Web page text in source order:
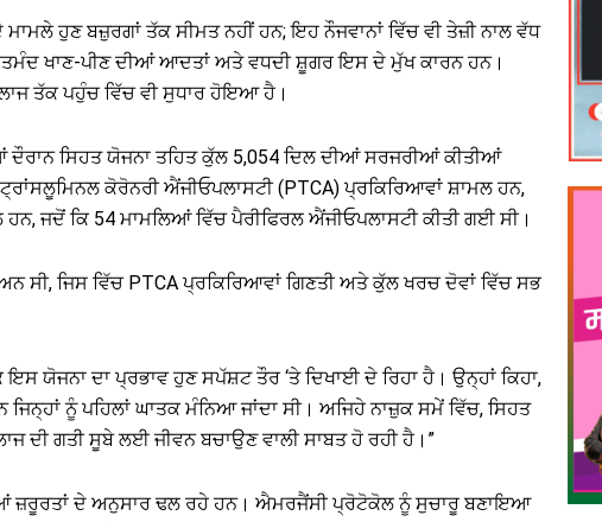
ਮਾਮਲੇ ਹੁਣ ਬਜ਼ੁਰਗਾਂ ਤੱਕ ਸੀਮਤ ਨਹੀਂ ਹਨ; ਇਹ ਨੌਜਵਾਨਾਂ ਵਿੱਚ ਵੀ ਤੇਜ਼ੀ ਨਾਲ ਵੱਧ
ਖਾਣ-ਪੀਣ ਦੀਆਂ ਆਦਤਾਂ ਅਤੇ ਵਧਦੀ ਸ਼ੂਗਰ ਇਸ ਦੇ ਮੁੱਖ ਕਾਰਨ ਹਨ।
ਤੱਕ ਪਹੁੰਚ ਵਿੱਚ ਵੀ ਸੁਧਾਰ ਹੋਇਆ ਹੈ।
ਦੌਰਾਨ ਸਿਹਤ ਯੋਜਨਾ ਤਹਿਤ ਕੁੱਲ 5,054 ਦਿਲ ਦੀਆਂ ਸਰਜਰੀਆਂ ਕੀਤੀਆਂ
ਕੋਰੋਨਰੀ ਐਂਜੀਓਪਲਾਸਟੀ (PTCA) ਪ੍ਰਕਿਰਿਆਵਾਂ ਸ਼ਾਮਲ ਹਨ,
ਜਦੋਂ ਕਿ 54 ਮਾਮਲਿਆਂ ਵਿੱਚ ਪੈਰੀਫਿਰਲ ਐਂਜੀਓਪਲਾਸਟੀ ਕੀਤੀ ਗਈ ਸੀ।
ਸੀ, ਜਿਸ ਵਿੱਚ PTCA ਪ੍ਰਕਿਰਿਆਵਾਂ ਗਿਣਤੀ ਅਤੇ ਕੁੱਲ ਖਰਚ ਦੋਵਾਂ ਵਿੱਚ ਸਭ
ਇਸ ਯੋਜਨਾ ਦਾ ਪ੍ਰਭਾਵ ਹੁਣ ਸਪੱਸ਼ਟ ਤੌਰ ‘ਤੇ ਦਿਖਾਈ ਦੇ ਰਿਹਾ ਹੈ। ਉਨ੍ਹਾਂ ਕਿਹਾ,
ਨੂੰ ਪਹਿਲਾਂ ਘਾਤਕ ਮੰਨਿਆ ਜਾਂਦਾ ਸੀ। ਅਜਿਹੇ ਨਾਜ਼ੁਕ ਸਮੇਂ ਵਿੱਚ, ਸਿਹਤ
ਦੀ ਗਤੀ ਸੂਬੇ ਲਈ ਜੀਵਨ ਬਚਾਉਣ ਵਾਲੀ ਸਾਬਤ ਹੋ ਰਹੀ ਹੈ।”
ਜ਼ਰੂਰਤਾਂ ਦੇ ਅਨੁਸਾਰ ਢਲ ਰਹੇ ਹਨ। ਐਮਰਜੈਂਸੀ ਪ੍ਰੋਟੋਕੋਲ ਨੂੰ ਸੁਚਾਰੂ ਬਣਾਇਆ